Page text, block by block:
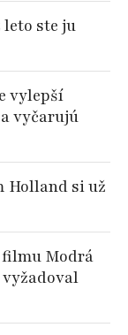
leto ste ju
vylepší
vyčarujú
Holland si už
Modrá
vyžadoval